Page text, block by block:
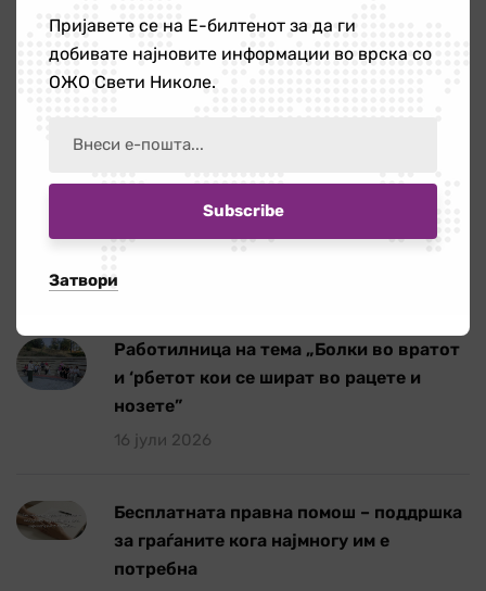
ОЖО
Публикации
Повик за ангажирање на едукатор/ка
21 јули 2026
Работилница на тема „Болки во вратот
и ‘рбетот кои се шират во рацете и
нозете”
16 јули 2026
Бесплатната правна помош – поддршка
за граѓаните кога најмногу им е
потребна
Пријавете се на Е-билтенот за да ги
добивате најновите информации во врска со
ОЖО Свети Николе.
Затвори